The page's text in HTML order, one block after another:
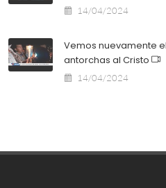
14/04/2024
Vemos nuevamente
antorchas al Cristo
14/04/2024